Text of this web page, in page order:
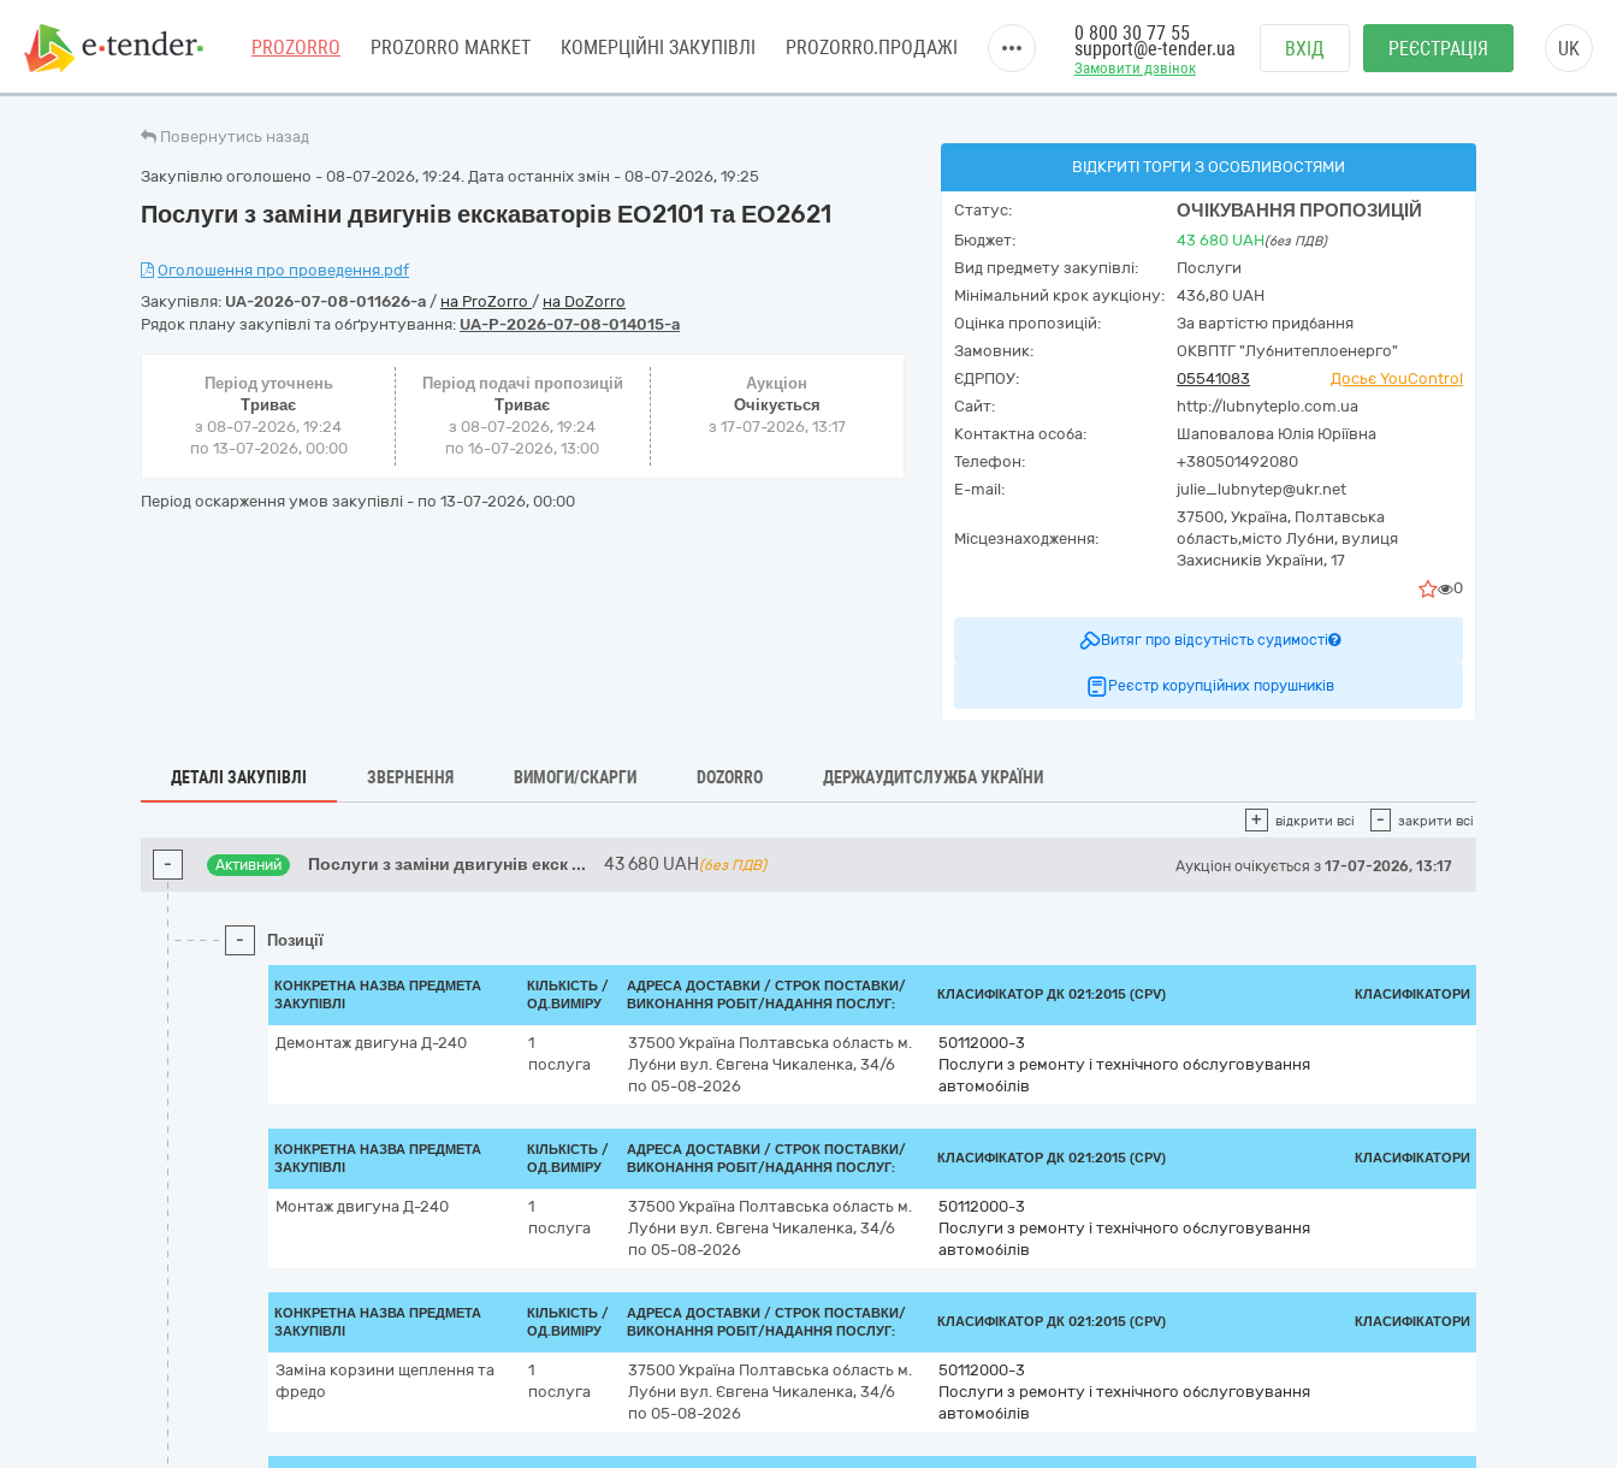
PROZORRO PROZORRO MARKET КОМЕРЦІЙНІ ЗАКУПІВЛІ PROZORRO.ПРОДАЖІ
Замовити дзвінок
0 800 30 77 55
support@e-tender.ua ВХІД РЕЄСТРАЦІЯ UK
Повернутись назад
Закупівлю оголошено - 08-07-2026, 19:24. Дата останніх змін - 08-07-2026, 19:25
Послуги з заміни двигунів екскаваторів ЕО2101 та ЕО2621
Оголошення про проведення.pdf
Закупівля: UA-2026-07-08-011626-a / на ProZorro / на DoZorro
Рядок плану закупівлі та обґрунтування: UA-P-2026-07-08-014015-a
Період уточнень
Триває
з 08-07-2026, 19:24
по 13-07-2026, 00:00
Період подачі пропозицій
Триває
з 08-07-2026, 19:24
по 16-07-2026, 13:00
Аукціон
Очікується
з 17-07-2026, 13:17
Період оскарження умов закупівлі - по 13-07-2026, 00:00
ВІДКРИТІ ТОРГИ З ОСОБЛИВОСТЯМИ
Статус: ОЧІКУВАННЯ ПРОПОЗИЦІЙ
Бюджет: 43 680 UAH(без ПДВ)
Вид предмету закупівлі:
Послуги
Мінімальний крок аукціону:
436,80 UAH
Оцінка пропозицій:
За вартістю придбання
Замовник:
ОКВПТГ "Лубнитеплоенерго"
ЄДРПОУ:
05541083
Досьє YouControl
Сайт:
http://lubnyteplo.com.ua
Контактна особа:
Шаповалова Юлія Юріївна
Телефон:
+380501492080
E-mail:
julie_lubnytep@ukr.net
Місцезнаходження:
37500, Україна, Полтавська
область,місто Лубни, вулиця
Захисників України, 17
0
Витяг про відсутність судимості
Реєстр корупційних порушників
ДЕТАЛІ ЗАКУПІВЛІ ЗВЕРНЕННЯ ВИМОГИ/СКАРГИ DOZORRO ДЕРЖАУДИТСЛУЖБА УКРАЇНИ
+ відкрити всі - закрити всі
- Активний Послуги з заміни двигунів екск ... 43 680 UAH (без ПДВ) Аукціон очікується з 17-07-2026, 13:17
- Позиції
КОНКРЕТНА НАЗВА ПРЕДМЕТА
ЗАКУПІВЛІ
КІЛЬКІСТЬ /
ОД.ВИМІРУ
АДРЕСА ДОСТАВКИ / СТРОК ПОСТАВКИ/
ВИКОНАННЯ РОБІТ/НАДАННЯ ПОСЛУГ:
КЛАСИФІКАТОР ДК 021:2015 (CPV) КЛАСИФІКАТОРИ
Демонтаж двигуна Д-240
1
послуга
37500 Україна Полтавська область м.
Лубни вул. Євгена Чикаленка, 34/6
по 05-08-2026
50112000-3
Послуги з ремонту і технічного обслуговування
автомобілів
КОНКРЕТНА НАЗВА ПРЕДМЕТА
ЗАКУПІВЛІ
КІЛЬКІСТЬ /
ОД.ВИМІРУ
АДРЕСА ДОСТАВКИ / СТРОК ПОСТАВКИ/
ВИКОНАННЯ РОБІТ/НАДАННЯ ПОСЛУГ:
КЛАСИФІКАТОР ДК 021:2015 (CPV) КЛАСИФІКАТОРИ
Монтаж двигуна Д-240
1
послуга
37500 Україна Полтавська область м.
Лубни вул. Євгена Чикаленка, 34/6
по 05-08-2026
50112000-3
Послуги з ремонту і технічного обслуговування
автомобілів
КОНКРЕТНА НАЗВА ПРЕДМЕТА
ЗАКУПІВЛІ
КІЛЬКІСТЬ /
ОД.ВИМІРУ
АДРЕСА ДОСТАВКИ / СТРОК ПОСТАВКИ/
ВИКОНАННЯ РОБІТ/НАДАННЯ ПОСЛУГ:
КЛАСИФІКАТОР ДК 021:2015 (CPV) КЛАСИФІКАТОРИ
Заміна корзини щеплення та
фредо
1
послуга
37500 Україна Полтавська область м.
Лубни вул. Євгена Чикаленка, 34/6
по 05-08-2026
50112000-3
Послуги з ремонту і технічного обслуговування
автомобілів